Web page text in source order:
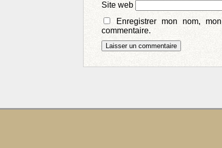
Site web
Enregistrer mon nom,
commentaire.